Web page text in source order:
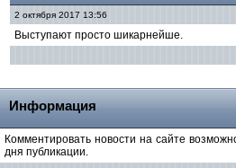
2 октября 2017 13:56
Выступают просто шикарнейше.
Информация
Комментировать новости на сайте
дня публикации.